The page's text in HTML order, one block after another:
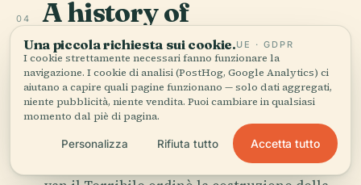
04 A history of
reinvention.
La cattedrale che sopravvisse a
tutti quelli che cercarono di
distruggerla
Una piccola richiesta sui cookie.UE · GDPR
I cookie strettamente necessari fanno funzionare la
navigazione. I cookie di analisi (PostHog, Google Analytics) ci
aiutano a capire quali pagine funzionano — solo dati aggregati,
niente pubblicità, niente vendita. Puoi cambiare in qualsiasi
momento dal piè di pagina.
Personalizza Rifiuta tutto Accetta tutto